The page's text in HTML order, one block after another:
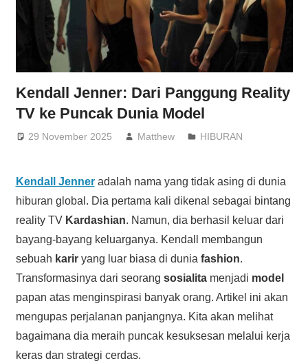
Kendall Jenner: Dari Panggung Reality
TV ke Puncak Dunia Model
29 November 2025 Matthew HIBURAN
Kendall Jenneradalah nama yang tidak asing di dunia
hiburan global. Dia pertama kali dikenal sebagai bintang
reality TV Kardashian. Namun, dia berhasil keluar dari
bayang-bayang keluarganya. Kendall membangun
sebuah kariryang luar biasa di dunia fashion.
Transformasinya dari seorang sosialitamenjadi model
papan atas menginspirasi banyak orang. Artikel ini akan
mengupas perjalanan panjangnya. Kita akan melihat
bagaimana dia meraih puncak kesuksesan melalui kerja
keras dan strategi cerdas.